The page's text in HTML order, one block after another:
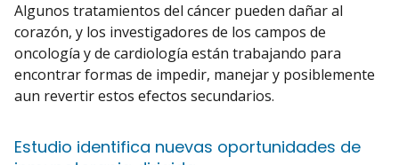
Algunos tratamientos del cáncer pueden dañar al
corazón, y los investigadores de los campos de
oncología y de cardiología están trabajando para
encontrar formas de impedir, manejar y posiblemente
aun revertir estos efectos secundarios.
Estudio identifica nuevas oportunidades de